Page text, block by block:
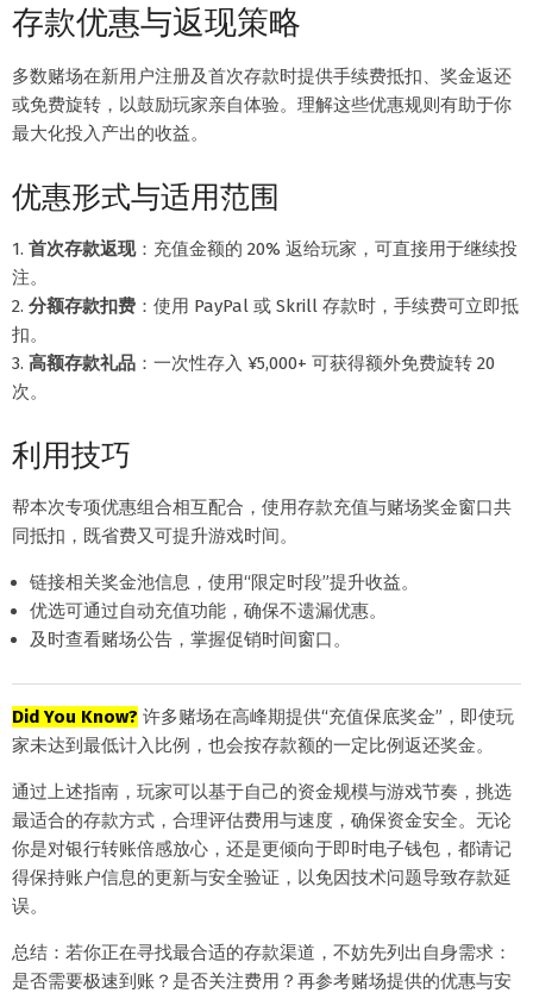
存款优惠与返现策略
多数赌场在新用户注册及首次存款时提供手续费抵扣、奖金返还
或免费旋转，以鼓励玩家亲自体验。理解这些优惠规则有助于你
最大化投入产出的收益。
优惠形式与适用范围
1. 首次存款返现：充值金额的 20% 返给玩家，可直接用于继续投
注。
2. 分额存款扣费 ：使用 PayPal 或 Skrill 存款时，手续费可立即抵
扣。
3. 高额存款礼品 ：一次性存入 ¥5,000+ 可获得额外免费旋转 20
次。
利用技巧
帮本次专项优惠组合相互配合，使用存款充值与赌场奖金窗口共
同抵扣，既省费又可提升游戏时间。
链接相关奖金池信息，使用“限定时段”提升收益。
优选可通过自动充值功能，确保不遗漏优惠。
及时查看赌场公告，掌握促销时间窗口。
Did You Know? 许多赌场在高峰期提供“充值保底奖金”，即使玩
家未达到最低计入比例，也会按存款额的一定比例返还奖金。
通过上述指南，玩家可以基于自己的资金规模与游戏节奏，挑选
最适合的存款方式，合理评估费用与速度，确保资金安全。无论
你是对银行转账倍感放心，还是更倾向于即时电子钱包，都请记
得保持账户信息的更新与安全验证，以免因技术问题导致存款延
误。
总结：若你正在寻找最合适的存款渠道，不妨先列出自身需求：
是否需要极速到账？是否关注费用？再参考赌场提供的优惠与安